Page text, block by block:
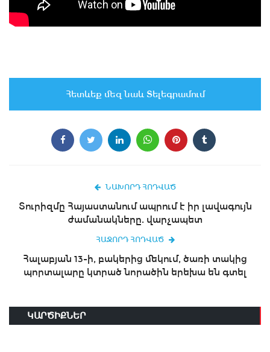
Հետևեք մեզ նաև Տելեգրամում
ՆԱԽՈՐԴ ՀՈԴՎԱԾ
Տուրիզմը Հայաստանում ապրում է իր լավագույն
ժամանակները. վարչապետ
ՀԱՋՈՐԴ ՀՈԴՎԱԾ
Հալաբյան 13-ի, բակերից մեկում, ծառի տակից
պորտալարը կտրած նորածին երեխա են գտել
ԿԱՐԾԻՔՆԵՐ